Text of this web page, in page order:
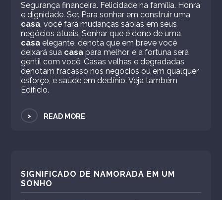
Segurança financeira. Felicidade na família. Honra
e dignidade. Ser. Para sonhar em construir uma
casa, você fará mudanças sábias em seus
negócios atuais. Sonhar que é dono de uma
casa elegante, denota que em breve você
deixará sua casa para melhor, e a fortuna será
gentil com você. Casas velhas e degradadas
denotam fracasso nos negócios ou em qualquer
esforço, e saúde em declínio. Veja também
Edifício.
> READ MORE
SIGNIFICADO DE NAMORADA EM UM
SONHO